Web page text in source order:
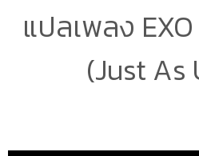
แปลเพลง
(Just As